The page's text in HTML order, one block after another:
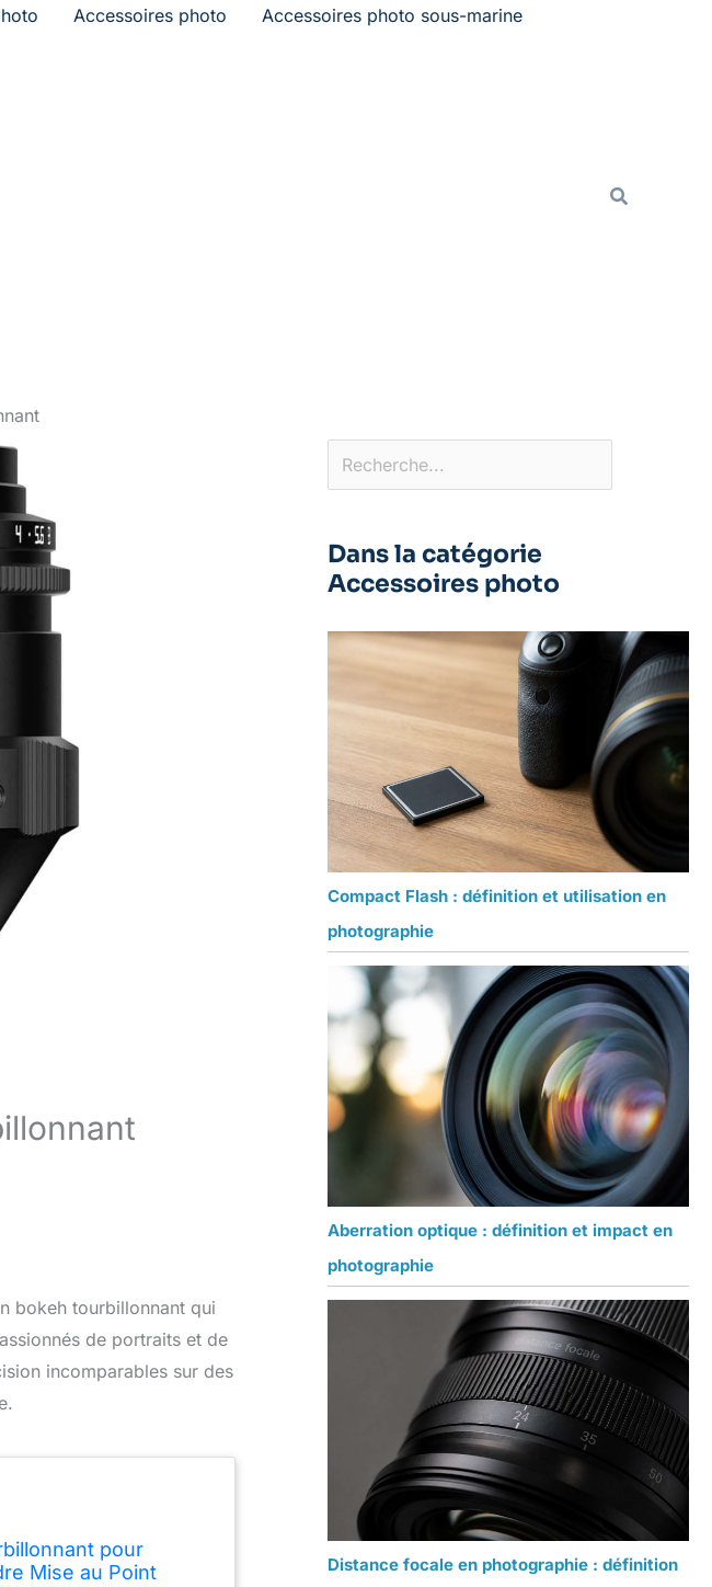
Accessoires photo
Accessoires photo sous-marine
bokeh tourbillonnant qui
de portraits et de
incomparables sur des
pour
Mise au Point
Rechercher
Dans la catégorie
Accessoires photo
Compact Flash : définition et utilisation en
photographie
Aberration optique : définition et impact en
photographie
Distance focale en photographie : définition